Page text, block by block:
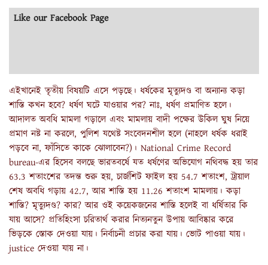
Like our Facebook Page
এইখানেই তৃতীয় বিষয়টি এসে পড়ছে। ধর্ষকের মৃত্যুদণ্ড বা অন্যান্য কড়া
শাস্তি কখন হবে? ধর্ষণ ঘটে যাওয়ার পর? নাঃ, ধর্ষণ প্রমাণিত হলে।
আদালত অবধি মামলা গড়ালে এবং মামলায় বাদী পক্ষের উকিল ঘুষ নিয়ে
প্রমাণ নষ্ট না করলে, পুলিশ যথেষ্ট সংবেদনশীল হলে (নাহলে ধর্ষক ধরাই
পড়বে না, ফাঁসিতে কাকে ঝোলাবেন?)। National Crime Record
bureau-এর হিসেব বলছে ভারতবর্ষে যত ধর্ষণের অভিযোগ নথিবদ্ধ হয় তার
63.3 শতাংশের তদন্ত শুরু হয়, চার্জশিট ফাইল হয় 54.7 শতাংশ, ট্রায়াল
শেষ অবধি গড়ায় 42.7, আর শাস্তি হয় 11.26 শতাংশ মামলায়। কড়া
শাস্তি? মৃত্যুদণ্ড? কার? আর ওই কয়েকজনের শাস্তি হলেই বা ধর্ষিতার কি
যায় আসে? প্রতিহিংসা চরিতার্থ করার নিত্যনতুন উপায় আবিষ্কার করে
ভিড়কে স্তোক দেওয়া যায়। নির্বাচনী প্রচার করা যায়। ভোট পাওয়া যায়।
justice দেওয়া যায় না।